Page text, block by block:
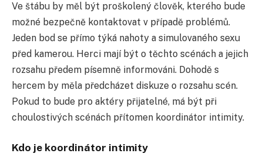
Ve štábu by měl být proškolený člověk, kterého bude
možné bezpečně kontaktovat v případě problémů.
Jeden bod se přímo týká nahoty a simulovaného sexu
před kamerou. Herci mají být o těchto scénách a jejich
rozsahu předem písemně informováni. Dohodě s
hercem by měla předcházet diskuze o rozsahu scén.
Pokud to bude pro aktéry přijatelné, má být při
choulostivých scénách přítomen koordinátor intimity.
Kdo je koordinátor intimity